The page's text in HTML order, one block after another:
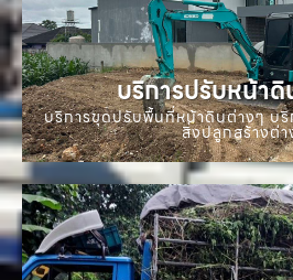
บริการปรับหน้า
บริการขุดปรับพื้นที่หน้าดินต่างๆ บ
สิ่งปลูกสร้างต่า